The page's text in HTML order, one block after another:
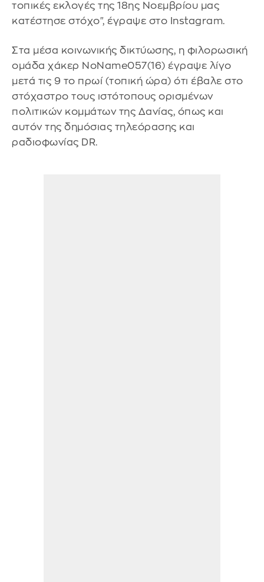
τοπικές εκλογές της 18ης Νοεμβρίου μας
κατέστησε στόχο", έγραψε στο Instagram.
Στα μέσα κοινωνικής δικτύωσης, η φιλορωσική
ομάδα χάκερ NoName057(16) έγραψε λίγο
μετά τις 9 το πρωί (τοπική ώρα) ότι έβαλε στο
στόχαστρο τους ιστότοπους ορισμένων
πολιτικών κομμάτων της Δανίας, όπως και
αυτόν της δημόσιας τηλεόρασης και
ραδιοφωνίας DR.